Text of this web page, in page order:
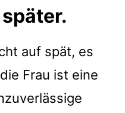
auf spät, es
Frau ist eine